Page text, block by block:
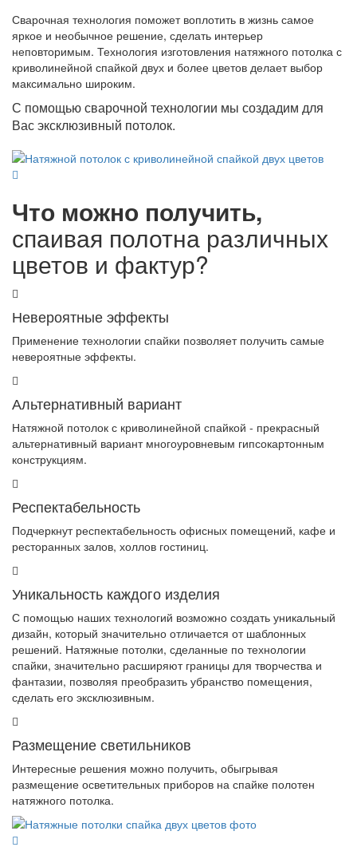
Сварочная технология поможет воплотить в жизнь самое
яркое и необычное решение, сделать интерьер
неповторимым. Технология изготовления натяжного потолка с
криволинейной спайкой двух и более цветов делает выбор
максимально широким.
С помощью сварочной технологии мы создадим для
Вас эксклюзивный потолок.
Что можно получить,
спаивая полотна различных
цветов и фактур?
Невероятные эффекты
Применение технологии спайки позволяет получить самые
невероятные эффекты.
Альтернативный вариант
Натяжной потолок с криволинейной спайкой - прекрасный
альтернативный вариант многоуровневым гипсокартонным
конструкциям.
Респектабельность
Подчеркнут респектабельность офисных помещений, кафе и
ресторанных залов, холлов гостиниц.
Уникальность каждого изделия
С помощью наших технологий возможно создать уникальный
дизайн, который значительно отличается от шаблонных
решений. Натяжные потолки, сделанные по технологии
спайки, значительно расширяют границы для творчества и
фантазии, позволяя преобразить убранство помещения,
сделать его эксклюзивным.
Размещение светильников
Интересные решения можно получить, обыгрывая
размещение осветительных приборов на спайке полотен
натяжного потолка.